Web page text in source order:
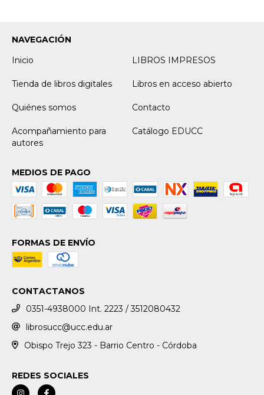
NAVEGACIÓN
Inicio
LIBROS IMPRESOS
Tienda de libros digitales Libros en acceso abierto
Quiénes somos Contacto
Acompañamiento para
autores
Catálogo EDUCC
MEDIOS DE PAGO
FORMAS DE ENVÍO
CONTACTANOS
0351-4938000 Int. 2223 / 3512080432
librosucc@ucc.edu.ar
Obispo Trejo 323 - Barrio Centro - Córdoba
REDES SOCIALES